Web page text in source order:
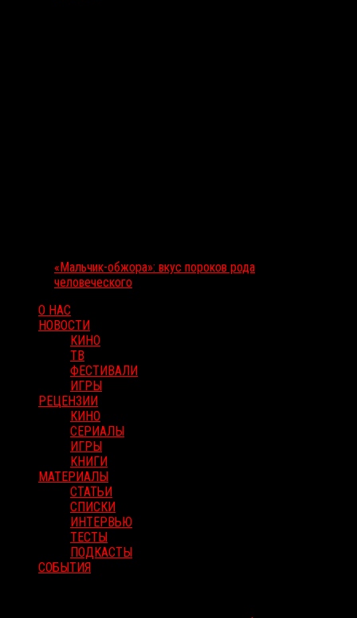
«Мальчик-обжора»: вкус пороков рода
человеческого
О НАС
НОВОСТИ
КИНО
ТВ
ФЕСТИВАЛИ
ИГРЫ
РЕЦЕНЗИИ
КИНО
СЕРИАЛЫ
ИГРЫ
КНИГИ
МАТЕРИАЛЫ
СТАТЬИ
СПИСКИ
ИНТЕРВЬЮ
ТЕСТЫ
ПОДКАСТЫ
СОБЫТИЯ